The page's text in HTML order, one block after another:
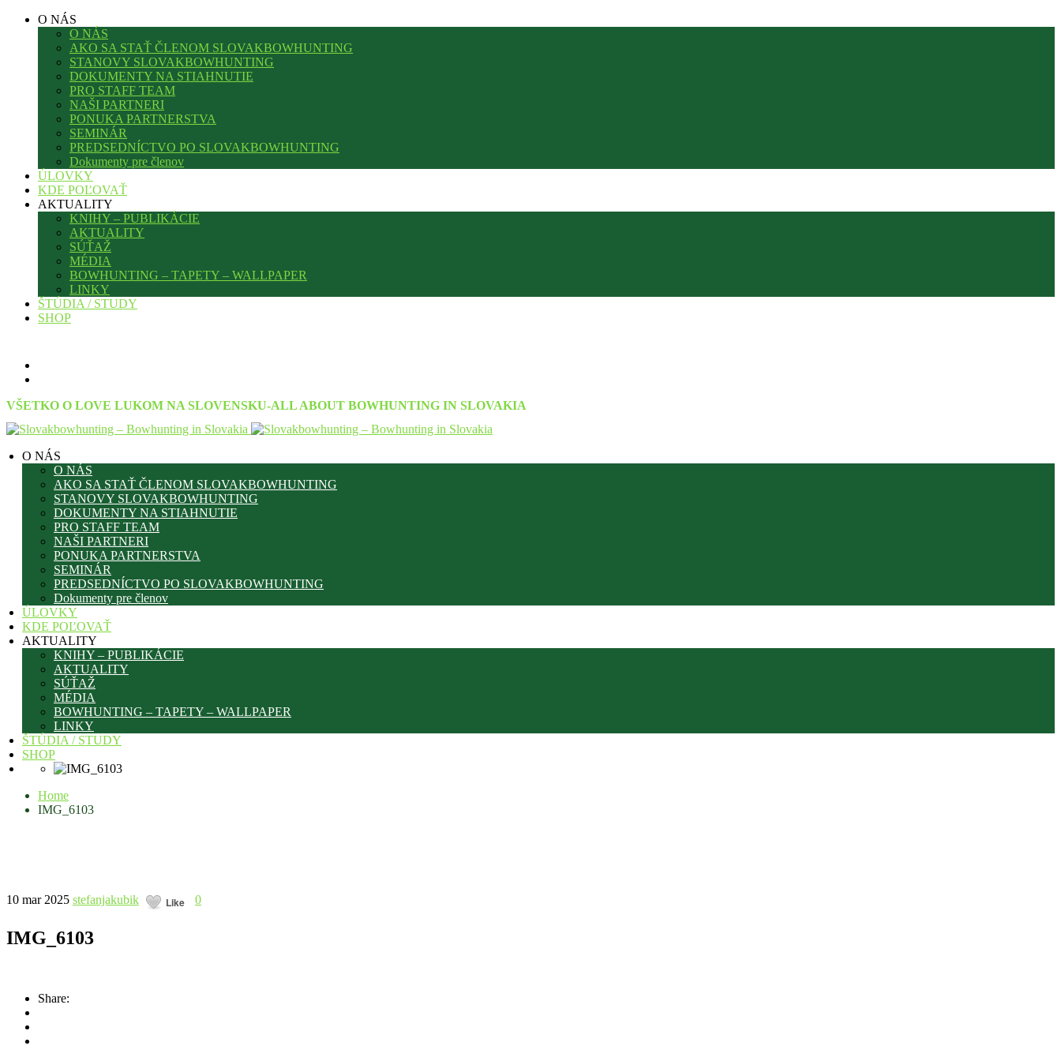
O NÁS
O NÁS
AKO SA STAŤ ČLENOM SLOVAKBOWHUNTING
STANOVY SLOVAKBOWHUNTING
DOKUMENTY NA STIAHNUTIE
PRO STAFF TEAM
NAŠI PARTNERI
PONUKA PARTNERSTVA
SEMINÁR
PREDSEDNÍCTVO PO SLOVAKBOWHUNTING
Dokumenty pre členov
ÚLOVKY
KDE POĽOVAŤ
AKTUALITY
KNIHY – PUBLIKÁCIE
AKTUALITY
SÚŤAŽ
MÉDIA
BOWHUNTING – TAPETY – WALLPAPER
LINKY
ŠTÚDIA / STUDY
SHOP
VŠETKO O LOVE LUKOM NA SLOVENSKU-ALL ABOUT BOWHUNTING IN SLOVAKIA
O NÁS
O NÁS
AKO SA STAŤ ČLENOM SLOVAKBOWHUNTING
STANOVY SLOVAKBOWHUNTING
DOKUMENTY NA STIAHNUTIE
PRO STAFF TEAM
NAŠI PARTNERI
PONUKA PARTNERSTVA
SEMINÁR
PREDSEDNÍCTVO PO SLOVAKBOWHUNTING
Dokumenty pre členov
ÚLOVKY
KDE POĽOVAŤ
AKTUALITY
KNIHY – PUBLIKÁCIE
AKTUALITY
SÚŤAŽ
MÉDIA
BOWHUNTING – TAPETY – WALLPAPER
LINKY
ŠTÚDIA / STUDY
SHOP
Home
IMG_6103
10 mar 2025 stefanjakubik Like 0
IMG_6103
Share: